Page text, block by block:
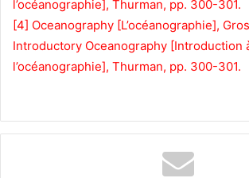
l’océanographie], Thurman, pp. 300-301.
[4] Oceanography [L’océanographie],
Introductory Oceanography [Introduction
l’océanographie], Thurman, pp. 300-301.